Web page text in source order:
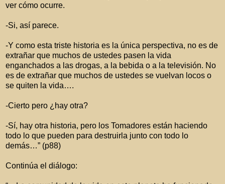
ver cómo ocurre.
-Si, así parece.
-Y como esta triste historia es la única perspectiva, no es de
extrañar que muchos de ustedes pasen la vida
enganchados a las drogas, a la bebida o a la televisión. No
es de extrañar que muchos de ustedes se vuelvan locos o
se quiten la vida….
-Cierto pero ¿hay otra?
-Sí, hay otra historia, pero los Tomadores están haciendo
todo lo que pueden para destruirla junto con todo lo
demás…” (p88)
Continúa el diálogo: